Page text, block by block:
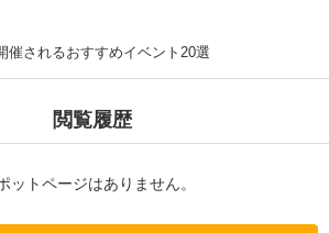
催されるおすすめイベント20選
閲覧履歴
ットページはありません。